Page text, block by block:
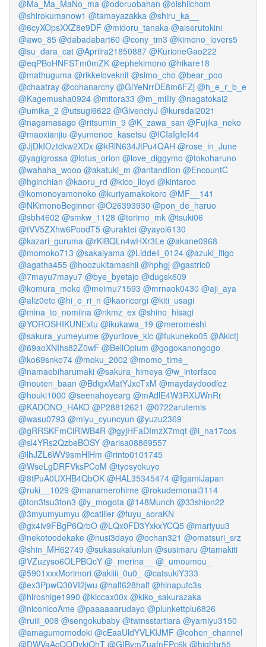
@Ma_Ma_MaNo_ma @odoruobahan @oishiichom
@shirokumanow1 @tamayazakka @shiru_ka__
@6cyXOpsXXZ8e9DF @midoru_tanaka @aiserutokini
@awo_85 @dabadabart60 @cony_tm3 @kimono_lovers5
@su_dara_cat @Aprilra21850887 @KurioneGao222
@eqPBoHNFSTm0mZK @ephekimono @hikare18
@mathuguma @rikkeloveknit @simo_cho @bear_poo
@chaatray @cohanarchy @GlYeNrrDE8m6FZj @h_e_r_b_e
@Kagemusha0924 @mitora33 @m_milliy @nagatokai2
@umika_2 @utsugi6622 @GivenciyJ @kursdai2021
@nagamasago @ritsumin_9 @K_zawa_san @Fujika_neko
@maoxianjiu @yumenoe_kasetsu @ICIaIgIeI44
@JjDkIOztdkw2XDx @kRlN634JtPu4QAH @rose_in_June
@yagigrossa @lotus_orion @love_diggymo @tokoharuno
@wahaha_wooo @akatuki_m @antandlion @EncountC
@hginchian @kaoru_rd @kico_lloyd @kintaroo
@komonoyamonoko @kuriyamakokoro @MF__141
@NKimonoBeginner @O26393930 @pon_de_haruo
@sbh4602 @smkw_1128 @torimo_mk @tsuki06
@tVV5ZXhw6PoodT5 @uraktei @yayoi6130
@kazari_guruma @rKlBQLn4wHXr3Le @akane0968
@momoko713 @sakaiyama @Liddell_0124 @azuki_itigo
@agatha455 @hoozukitamashii @hphgj @gastric0
@7mayu7mayu7 @bye_byetajo @dugsk609
@komura_moke @meimu71593 @mrnaok0430 @aji_aya
@aliz0etc @hi_o_ri_n @kaoricorgi @kiti_usagi
@mina_to_nomiina @nkmz_ex @shino_hisagi
@YOROSHIKUNExtu @ikukawa_19 @meromeshi
@sakura_yumeyume @yurilove_kic @fukuneko05 @Akictj
@69aoXNIhs82Z0wF @BellOpium @gogokanongogo
@ko69snko74 @moku_2002 @momo_time_
@namaebiharumaki @sakura_himeya @w_interface
@nouten_baan @BdigxMatYJxcTxM @maydaydoodlez
@houki1000 @seenahoyearg @mAdlE4W3RXUWnRr
@KADONO_HAKO @P28812621 @0722arutemis
@wasu0793 @miyu_cyuncyun @yuzu2369
@gRRSKFmCiRiWB4R @gyjHFaDImzX7mqt @i_na17cos
@sl4YRs2QzbeBOSY @arisa08869557
@lhJZL6WV9smHlHm @rinto0101745
@WseLgDRFVksPCoM @tyosyokuyo
@8tPuA0UXHB4QbOK @HAL35345474 @IgamiJapan
@ruki__1029 @manamerohime @rokudemonai3114
@ton3tsu3ton3 @y_mogota @148Munch @33shion22
@3myumyumyu @catilier @fuyu_soraKN
@gx4iv9FBgP6QrbO @LQx0FD3YxkxYCQ5 @mariyuu3
@nekotoodekake @nusi3dayo @ochan321 @omatsuri_srz
@shin_MH62749 @sukasukalunlun @susimaru @tamakiti
@VZuzyso6OLPBQcY @_merina__
@_umoumou_
@5901xxxMorimori @akiiii_0u0_
@catsukiY333
@ex3PpwQ30VI2jwu @half628half @hinapufc3s
@hiroshige1990 @kiccax00x @kiko_sakurazaka
@niconicoAme @paaaaaarudayo @plunkettplu6826
@ruiii_008 @sengokubaby @twinsstartiara @yamiyu3150
@amagumomodoki @cEaaUldYVLKIJMF @cohen_channel
@DWVaAcQODykjOhT @GIBvmZuafnFPc6k @highbr55